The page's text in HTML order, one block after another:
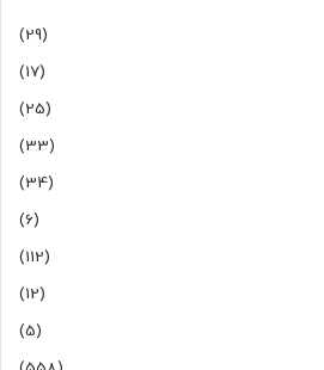
(29)
(17)
(25)
(33)
(34)
(6)
(112)
(12)
(5)